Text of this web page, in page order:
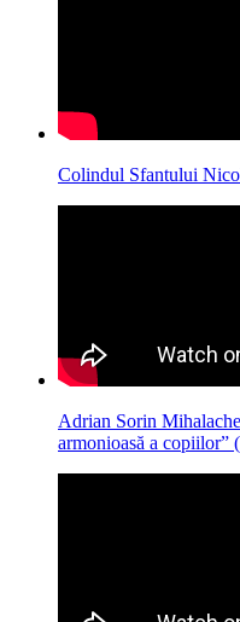
Colindul Sfantului
Adrian Sorin
armonioasă a copiilor”